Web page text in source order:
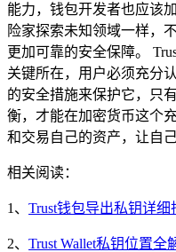
能力，钱包开发者也应该
险家探索未知领域一样，
更加可靠的安全保障。
关键所在，用户必须充分
的安全措施来保护它，只
衡，才能在加密货币这个
和交易自己的资产，让自
相关阅读：
1、 Trust钱包导出私钥详细
2、 Trust Wallet私钥位置全